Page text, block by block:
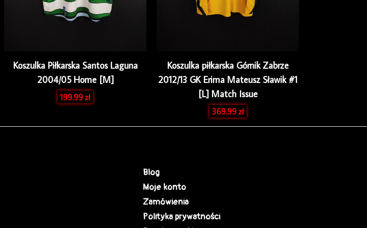
Koszulka Piłkarska Santos Laguna
2004/05 Home [M]
199.99zł
Koszulka piłkarska Górnik Zabrze
2012/13 GK Erima Mateusz Sławik #1
[L] Match Issue
369.99zł
Blog
Moje konto
Zamówienia
Polityka prywatności